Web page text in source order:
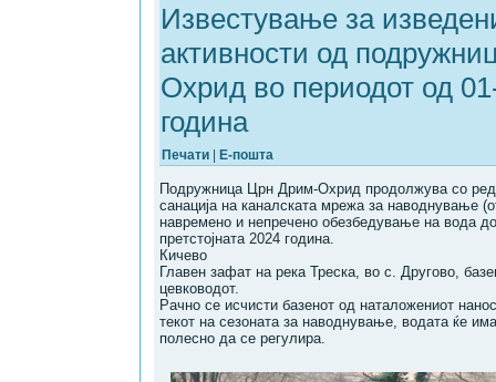
Известување за
активности од
Охрид во периодот од
година
Печати | Е-пошта
Подружница Црн Дрим-Охрид продолжува со
санација на каналската мрежа за наводнување
навремено и непречено обезбедување на вода
претстојната 2024 година.
Кичево
Главен зафат на река Треска, во с. Другово,
цевководот.
Рачно се исчисти базенот од наталожениот
текот на сезоната за наводнување, водата ќе
полесно да се регулира.